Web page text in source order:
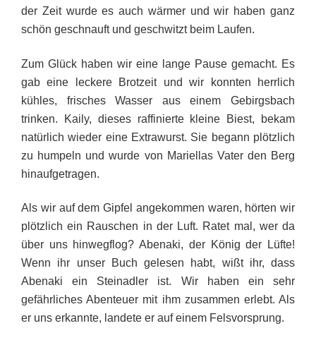
der Zeit wurde es auch wärmer und wir haben ganz
schön geschnauft und geschwitzt beim Laufen.
Zum Glück haben wir eine lange Pause gemacht. Es
gab eine leckere Brotzeit und wir konnten herrlich
kühles, frisches Wasser aus einem Gebirgsbach
trinken. Kaily, dieses raffinierte kleine Biest, bekam
natürlich wieder eine Extrawurst. Sie begann plötzlich
zu humpeln und wurde von Mariellas Vater den Berg
hinaufgetragen.
Als wir auf dem Gipfel angekommen waren, hörten wir
plötzlich ein Rauschen in der Luft. Ratet mal, wer da
über uns hinwegflog? Abenaki, der König der Lüfte!
Wenn ihr unser Buch gelesen habt, wißt ihr, dass
Abenaki ein Steinadler ist. Wir haben ein sehr
gefährliches Abenteuer mit ihm zusammen erlebt. Als
er uns erkannte, landete er auf einem Felsvorsprung.